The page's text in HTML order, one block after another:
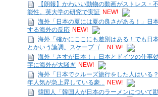
【朗報】かわいい動物の動画がストレス・
能性。英大学の研究で実証 NEW!
海外「日本の夏には夏の良さがある！」日
する海外の反応 NEW!
海外「確かにここにも差別はある！でも日
とかいう論調。スケープゴ... NEW!
海外「さすが日本！」日本とドイツの仕事
字に海外が大騒ぎ NEW!
海外「日本でクルーズ旅行をした人はいる
年人気が急上昇している豪... NEW!
韓国人「韓国人が日本のラーメンについて